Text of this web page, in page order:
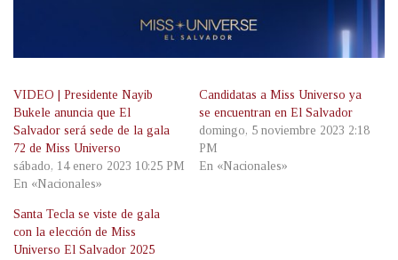
VIDEO | Presidente Nayib
Bukele anuncia que El
Salvador será sede de la gala
72 de Miss Universo
sábado, 14 enero 2023 10:25 PM
En «Nacionales»
Candidatas a Miss Universo ya
se encuentran en El Salvador
domingo, 5 noviembre 2023 2:18
PM
En «Nacionales»
Santa Tecla se viste de gala
con la elección de Miss
Universo El Salvador 2025